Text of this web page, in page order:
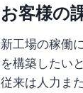
お客様の
新工場の稼働
を構築したい
従来は人力ま